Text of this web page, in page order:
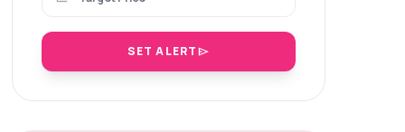
SET ALERTsend